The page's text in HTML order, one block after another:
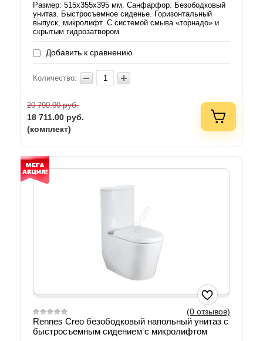
Размер: 515x355x395 мм. Санфарфор. Безободковый
унитаз. Быстросъемное сиденье. Горизонтальный
выпуск, микролифт. С системой смыва «торнадо» и
скрытым гидрозатвором
Добавить к сравнению
Количество:
20 790.00руб.
18 711.00 руб.
(комплект)
(0 отзывов)
Rennes Creo безободковый напольный унитаз с
быстросъемным сидением с микролифтом